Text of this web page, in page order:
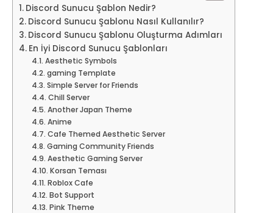
Discord Sunucu Şablon Nedir?
Discord Sunucu Şablonu Nasıl Kullanılır?
Discord Sunucu Şablonu Oluşturma Adımları
En İyi Discord Sunucu Şablonları
Aesthetic Symbols
gaming Template
Simple Server for Friends
Chill Server
Another Japan Theme
Anime
Cafe Themed Aesthetic Server
Gaming Community Friends
Aesthetic Gaming Server
Korsan Teması
Roblox Cafe
Bot Support
Pink Theme